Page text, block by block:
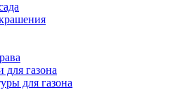
для газона
для газона